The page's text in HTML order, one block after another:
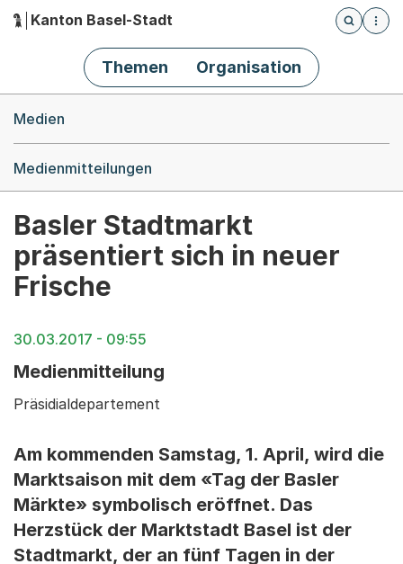
Hauptnavigation
Kanton Basel-Stadt
Öffnet
Themen Organisation
Medien
Medienmitteilungen
Basler Stadtmarkt
präsentiert sich in neuer
Frische
30.03.2017 - 09:55
Medienmitteilung
Präsidialdepartement
Am kommenden Samstag, 1. April, wird die
Marktsaison mit dem «Tag der Basler
Märkte» symbolisch eröffnet. Das
Herzstück der Marktstadt Basel ist der
Stadtmarkt, der an fünf Tagen in der